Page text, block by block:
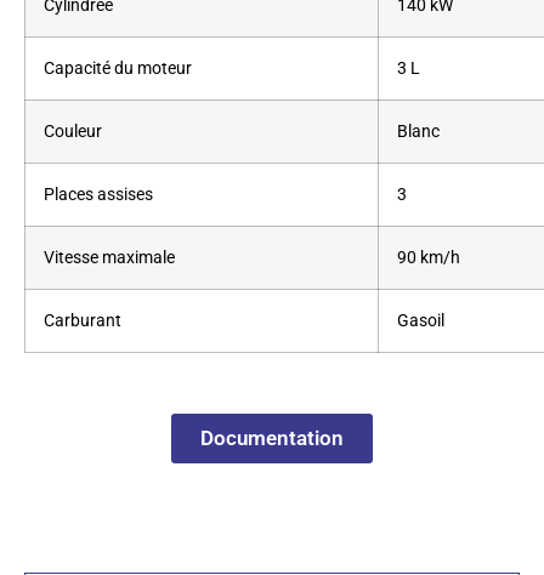
Cylindrée 140 kW
Capacité du moteur 3 L
Couleur Blanc
Places assises 3
Vitesse maximale 90 km/h
Carburant Gasoil
Documentation